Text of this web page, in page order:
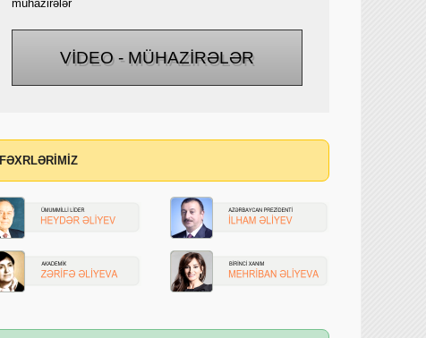
mühazirələr
VİDEO - MÜHAZİRƏLƏR
FƏXRLƏRİMİZ